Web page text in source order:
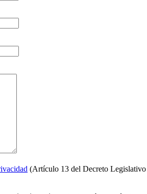
(Artículo 13 del Decreto